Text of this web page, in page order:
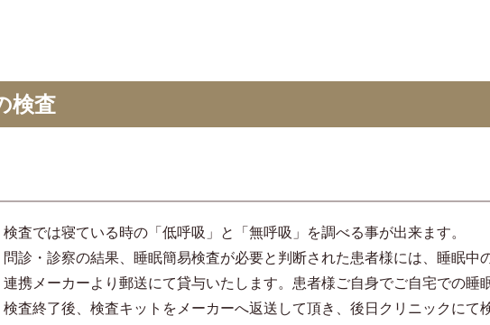
検査
検査では寝ている時の「低呼吸」と「無呼吸」を調べる事が出来ます。
問診・診察の結果、睡眠簡易検査が必要と判断された患者様には、睡眠
連携メーカーより郵送にて貸与いたします。患者様ご自身でご自宅での睡
検査終了後、検査キットをメーカーへ返送して頂き、後⽇クリニックにて